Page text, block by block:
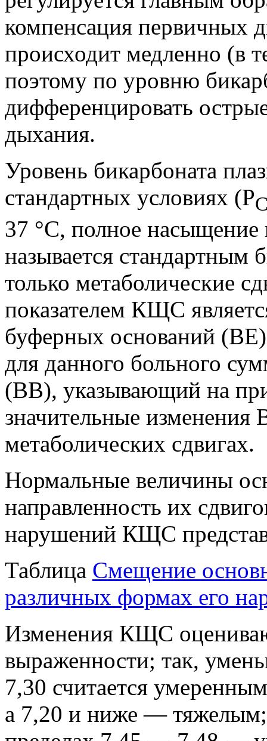
компенсация первичных
происходит медленно (в
поэтому по уровню
дифференцировать
дыхания.
Уровень бикарбоната
стандартных условиях (Р
37 °С, полное насыщение
называется стандартным
только метаболические
показателем КЩС
буферных оснований
для данного больного
(ВВ), указывающий на
значительные изменения
метаболических сдвигах.
Нормальные величины
направленность их
нарушений КЩС
Таблица Смещение
различных формах его
Изменения КЩС
выраженности; так,
7,30 считается
а 7,20 и ниже —